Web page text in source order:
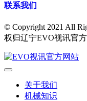
联系我们
© Copyright 2021 All
权归辽宁EVO视讯官
关于我们
机械知识